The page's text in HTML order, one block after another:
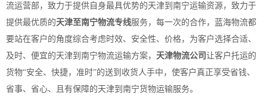
流运营部，致力于提供自身最具优势的天津到南宁运输资源，致力于
提供最优质的天津至南宁物流专线服务，每一次的合作，蓝海物流都
要站在客户的角度综合考虑时效、安全性、价格，为客户选择合适、
及时、便宜的天津到南宁物流运输方案， 天津物流公司 让客户托运的
货物“安全、快捷，准时”的送到收货人手中，使客户真正享受省钱、
省事、省心、且有保障的天津到南宁货物运输服务。